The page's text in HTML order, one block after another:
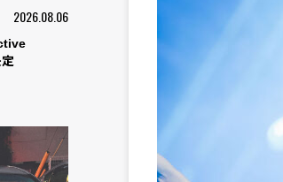
2026.08.06